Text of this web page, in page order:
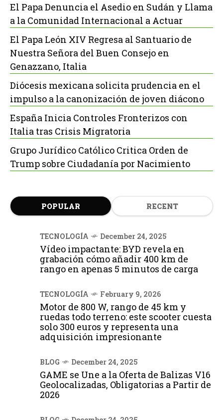
El Papa Denuncia el Asedio en Sudán y Llama
a la Comunidad Internacional a Actuar
El Papa León XIV Regresa al Santuario de
Nuestra Señora del Buen Consejo en
Genazzano, Italia
Diócesis mexicana solicita prudencia en el
impulso a la canonización de joven diácono
España Inicia Controles Fronterizos con
Italia tras Crisis Migratoria
Grupo Jurídico Católico Critica Orden de
Trump sobre Ciudadanía por Nacimiento
POPULAR RECENT
TECNOLOGÍA December 24, 2025
Vídeo impactante: BYD revela en
grabación cómo añadir 400 km de
rango en apenas 5 minutos de carga
TECNOLOGÍA February 9, 2026
Motor de 800 W, rango de 45 km y
ruedas todo terreno: este scooter cuesta
solo 300 euros y representa una
adquisición impresionante
BLOG December 24, 2025
GAME se Une a la Oferta de Balizas V16
Geolocalizadas, Obligatorias a Partir de
2026